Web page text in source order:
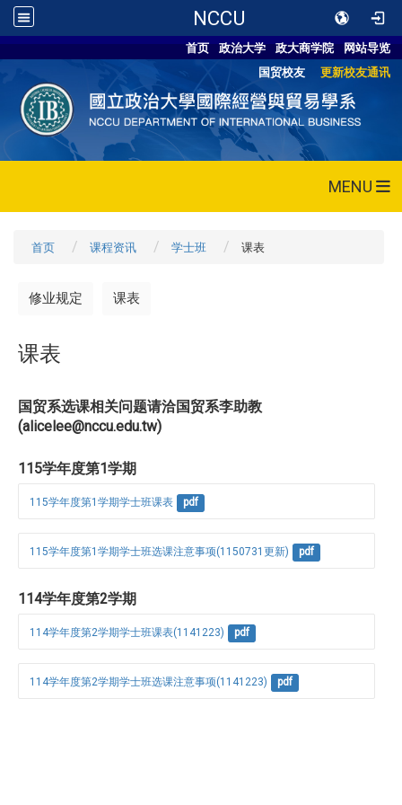
NCCU
首页 政治大学 政大商学院
网站导览
国贸校友
更新校友通讯
MENU
首页 课程资讯 学士班 课表
修业规定 课表
课表
国贸系选课相关问题请洽国贸系李助教
(alicelee@nccu.edu.tw)
115学年度第1学期
115学年度第1学期学士班课表 pdf
115学年度第1学期学士班选课注意事项(1150731更新) pdf
114学年度第2学期
114学年度第2学期学士班课表(1141223) pdf
114学年度第2学期学士班选课注意事项(1141223) pdf